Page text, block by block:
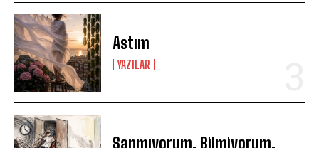
Astım
YAZILAR
Sanmıyorum. Bilmiyorum.